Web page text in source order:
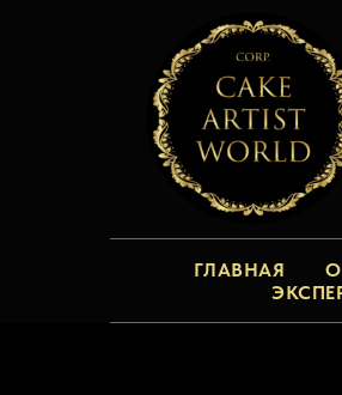
ГЛАВНАЯ